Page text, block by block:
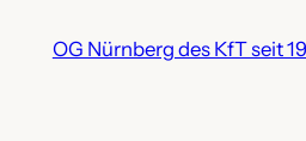
InhaltOG Nürnberg des KfT seit